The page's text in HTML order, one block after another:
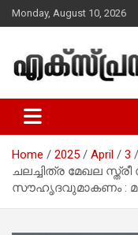
Skip
to
Monday, August 10, 2026
Express
Christian
Home 2025 April
3
ചലച്ചിത്ര മേഖല
സൗഹൃദവുമാകണം :